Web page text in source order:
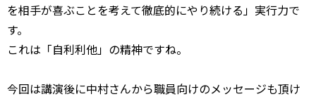
を相手が喜ぶことを考えて徹底的にやり続ける」実行力で
す。
これは「自利利他」の精神ですね。
今回は講演後に中村さんから職員向けのメッセージも頂け